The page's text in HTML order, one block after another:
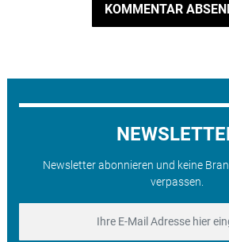
KOMMENTAR
Newsletter abonnieren und keine
verpassen.